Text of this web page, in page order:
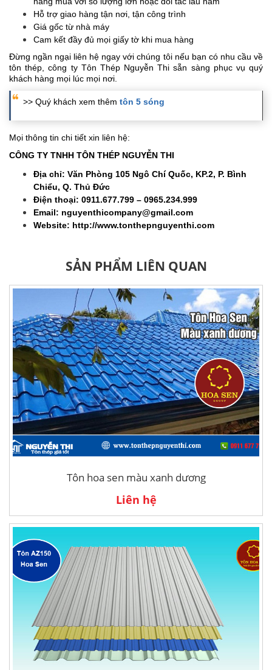
Hỗ trợ giao hàng tận nơi, tận công trình
Giá gốc từ nhà máy
Cam kết đầy đủ mọi giấy tờ khi mua hàng
Đừng ngần ngại liên hệ ngay với chúng tôi nếu bạn có nhu cầu về
tôn thép, công ty Tôn Thép Nguyễn Thi sẵn sàng phục vụ quý
khách hàng mọi lúc mọi nơi.
>> Quý khách xem thêm tôn 5 sóng
Mọi thông tin chi tiết xin liên hệ:
CÔNG TY TNHH TÔN THÉP NGUYỄN THI
Địa chỉ: Văn Phòng 105 Ngô Chí Quốc, KP.2, P. Bình
Chiểu, Q. Thủ Đức
Điện thoại: 0911.677.799 – 0965.234.999
Email: nguyenthicompany@gmail.com
Website: http://www.tonthepnguyenthi.com
SẢN PHẨM LIÊN QUAN
Tôn hoa sen màu xanh dương
Liên hệ